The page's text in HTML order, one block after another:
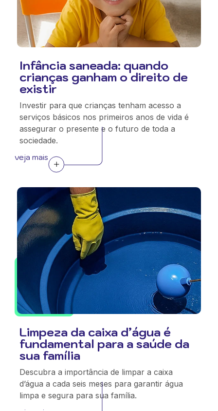
Infância saneada: quando
crianças ganham o direito de
existir
Investir para que crianças tenham acesso a
serviços básicos nos primeiros anos de vida é
assegurar o presente e o futuro de toda a
sociedade.
veja mais
Limpeza da caixa d’água é
fundamental para a saúde da
sua família
Descubra a importância de limpar a caixa
d’água a cada seis meses para garantir água
limpa e segura para sua família.